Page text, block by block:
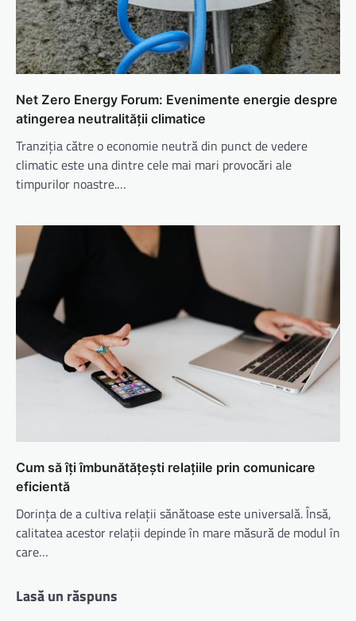
Net Zero Energy Forum: Evenimente energie despre
atingerea neutralității climatice
Tranziția către o economie neutră din punct de vedere
climatic este una dintre cele mai mari provocări ale
timpurilor noastre.…
Cum să îți îmbunătățești relațiile prin comunicare
eficientă
Dorința de a cultiva relații sănătoase este universală. Însă,
calitatea acestor relații depinde în mare măsură de modul în
care…
Lasă un răspuns